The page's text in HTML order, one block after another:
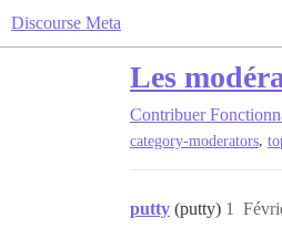
Discourse Meta
Les
Contribuer
category-moderators,
putty (putty) 1